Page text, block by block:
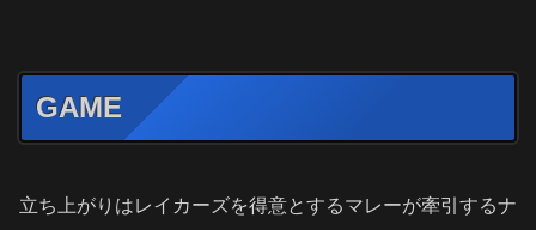
GAME
立ち上がりはレイカーズを得意とするマレーが牽引するナ